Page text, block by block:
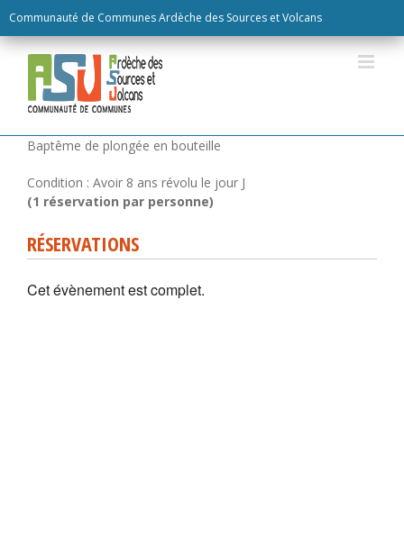
Communauté de Communes Ardèche des Sources et Volcans
RÉSERVATIONS
Cet évènement est complet.
to
content
Baptême de plongée en bouteille
Condition : Avoir 8 ans révolu le jour J
(1 réservation par personne)
RÉSERVATIONS
Cet évènement est complet.